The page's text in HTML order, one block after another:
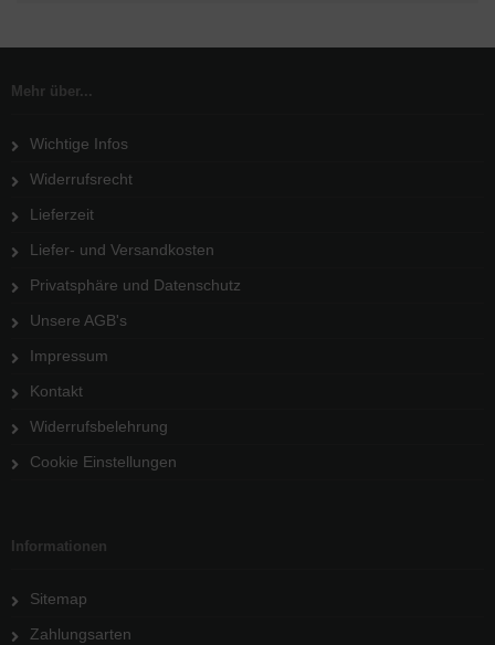
Mehr über...
Wichtige Infos
Widerrufsrecht
Lieferzeit
Liefer- und Versandkosten
Privatsphäre und Datenschutz
Unsere AGB's
Impressum
Kontakt
Widerrufsbelehrung
Cookie Einstellungen
Informationen
Sitemap
Zahlungsarten